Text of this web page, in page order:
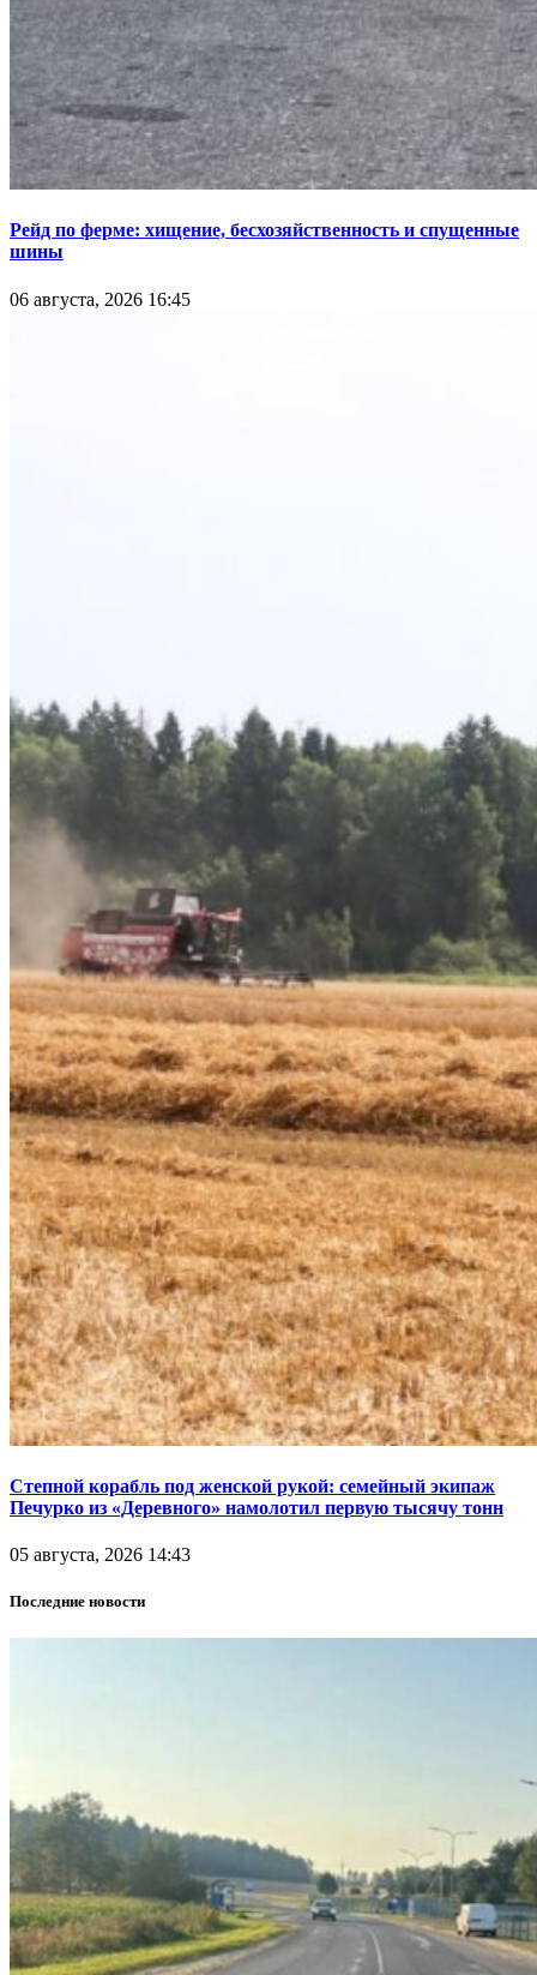
Рейд по ферме: хищение, бесхозяйственность и спущенные
шины
06 августа, 2026 16:45
Степной корабль под женской рукой: семейный экипаж
Печурко из «Деревного» намолотил первую тысячу тонн
05 августа, 2026 14:43
Последние новости